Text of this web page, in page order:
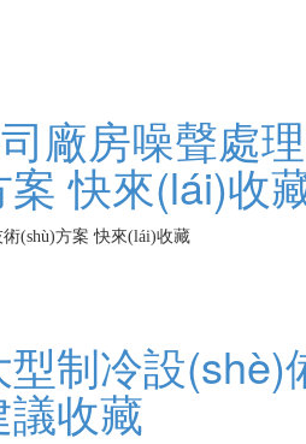
廠房噪聲處理
快來(lái)收
(shù)方案 快來(lái)收藏
制冷設(shè)
收藏